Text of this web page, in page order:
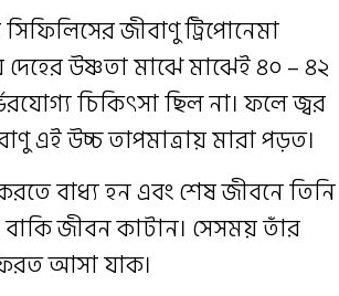
জীবাণু ট্রিপোনেমা
দেহের উষ্ণতা মাঝে মাঝেই ৪০ – ৪২
চিকিৎসা ছিল না। ফলে জ্বর
এই উচ্চ তাপমাত্রায় মারা পড়ত।
করতে বাধ্য হন এবং শেষ জীবনে তিনি
জীবন কাটান। সেসময় তাঁর
আসা যাক।